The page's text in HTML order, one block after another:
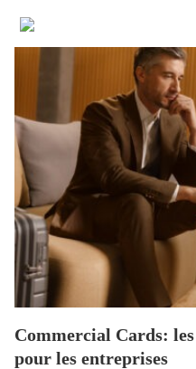
Commercial Cards:
pour les entreprises